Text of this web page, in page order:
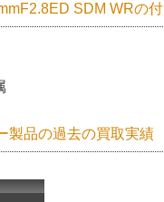
SDM WRの
製品の過去の買取実績